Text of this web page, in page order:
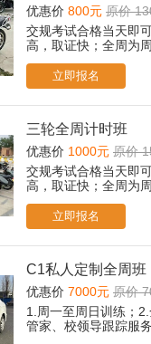
优惠价 800元 原价
交规考试合格当天即
高，取证快；全周为
立即报名
三轮全周计时班
优惠价 1000元 原价
交规考试合格当天即
高，取证快；全周为
立即报名
C1私人定制全周班
优惠价 7000元 原价
1.周一至周日训练；
管家、校领导跟踪服